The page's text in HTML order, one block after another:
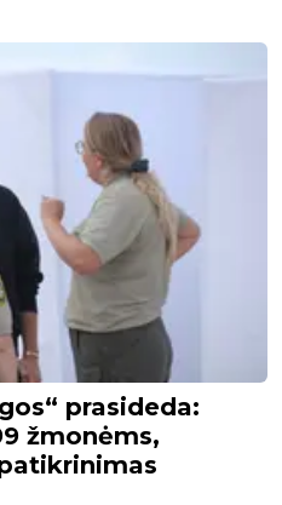
prasideda:
žmonėms,